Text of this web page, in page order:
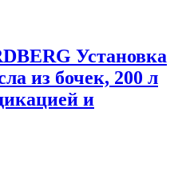
Установка
из бочек, 200 л
и